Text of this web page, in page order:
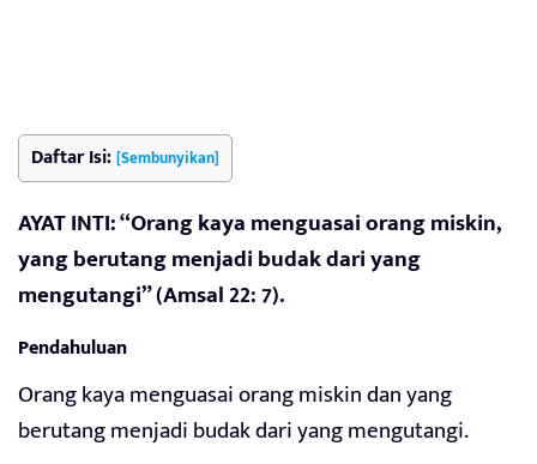
Daftar Isi:[Sembunyikan]
AYAT INTI: “Orang kaya menguasai orang miskin,
yang berutang menjadi budak dari yang
mengutangi” (Amsal 22: 7).
Pendahuluan
Orang kaya menguasai orang miskin dan yang
berutang menjadi budak dari yang mengutangi.